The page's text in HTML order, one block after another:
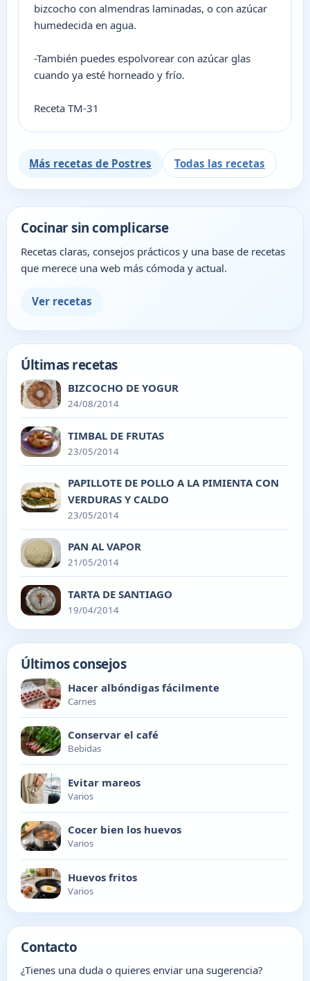
bizcocho con almendras laminadas, o con azúcar
humedecida en agua.
-También puedes espolvorear con azúcar glas
cuando ya esté horneado y frío.
Receta TM-31
Más recetas de Postres Todas las recetas
Cocinar sin complicarse
Recetas claras, consejos prácticos y una base de recetas
que merece una web más cómoda y actual.
Ver recetas
Últimas recetas
BIZCOCHO DE YOGUR
24/08/2014
TIMBAL DE FRUTAS
23/05/2014
PAPILLOTE DE POLLO A LA PIMIENTA CON
VERDURAS Y CALDO
23/05/2014
PAN AL VAPOR
21/05/2014
TARTA DE SANTIAGO
19/04/2014
Últimos consejos
Hacer albóndigas fácilmente
Carnes
Conservar el café
Bebidas
Evitar mareos
Varios
Cocer bien los huevos
Varios
Huevos fritos
Varios
Contacto
¿Tienes una duda o quieres enviar una sugerencia?